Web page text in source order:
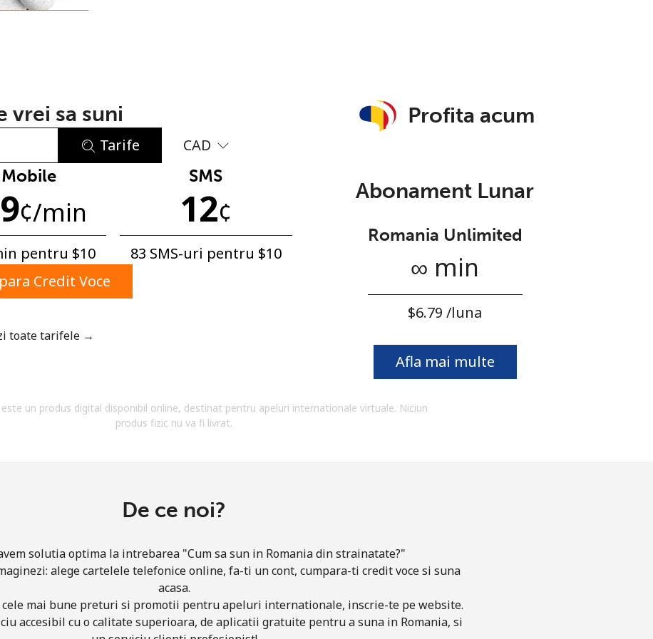
Minim 8 litere
O majuscula si o litera mica
Un numar
Un simbol/litera speciala
Prin deschiderea unui cont pe acest site, sunt de
Buna!
vrei sa suni
Tarife CAD
Mobile
¢/min
pentru ⁦$10⁩
SMS
12¢
83 SMS-uri pentru ⁦$10⁩
Credit Voce
toate tarifele →
Profita acum
Abonament Lunar
Romania Unlimited
∞ min
⁦$6.79⁩ /luna
Afla mai multe
un produs digital disponibil online, destinat pentru apeluri internationale virtuale. Niciun
produs fizic nu va fi livrat.
De ce noi?
solutia optima la intrebarea "Cum sa sun in Romania din strainatate?"
alege cartelele telefonice online, fa-ti un cont, cumpara-ti credit voce si suna
acasa.
cele mai bune preturi si promotii pentru apeluri internationale, inscrie-te pe website.
accesibil cu o calitate superioara, de aplicatii gratuite pentru a suna in Romania, si